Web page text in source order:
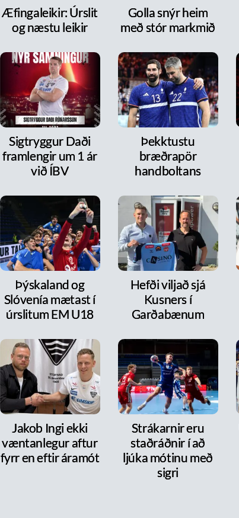
Æfingaleikir: Úrslit
og næstu leikir
Golla snýr heim
með stór markmið
Sigtryggur Daði
framlengir um 1 ár
við ÍBV
Þekktustu
bræðrapör
handboltans
Þýskaland og
Slóvenía mætast í
úrslitum EM U18
Hefði viljað sjá
Kusners í
Garðabænum
Jakob Ingi ekki
væntanlegur aftur
fyrr en eftir áramót
Strákarnir eru
staðráðnir í að
ljúka mótinu með
sigri